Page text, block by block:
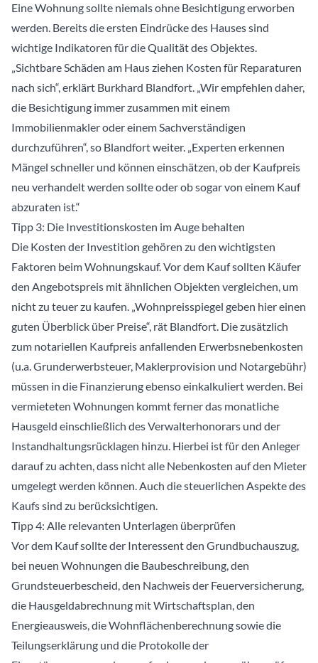
Eine Wohnung sollte niemals ohne Besichtigung erworben
werden. Bereits die ersten Eindrücke des Hauses sind
wichtige Indikatoren für die Qualität des Objektes.
„Sichtbare Schäden am Haus ziehen Kosten für Reparaturen
nach sich“, erklärt Burkhard Blandfort. „Wir empfehlen daher,
die Besichtigung immer zusammen mit einem
Immobilienmakler oder einem Sachverständigen
durchzuführen“, so Blandfort weiter. „Experten erkennen
Mängel schneller und können einschätzen, ob der Kaufpreis
neu verhandelt werden sollte oder ob sogar von einem Kauf
abzuraten ist.“
Tipp 3: Die Investitionskosten im Auge behalten
Die Kosten der Investition gehören zu den wichtigsten
Faktoren beim Wohnungskauf. Vor dem Kauf sollten Käufer
den Angebotspreis mit ähnlichen Objekten vergleichen, um
nicht zu teuer zu kaufen. „Wohnpreisspiegel geben hier einen
guten Überblick über Preise“, rät Blandfort. Die zusätzlich
zum notariellen Kaufpreis anfallenden Erwerbsnebenkosten
(u.a. Grunderwerbsteuer, Maklerprovision und Notargebühr)
müssen in die Finanzierung ebenso einkalkuliert werden. Bei
vermieteten Wohnungen kommt ferner das monatliche
Hausgeld einschließlich des Verwalterhonorars und der
Instandhaltungsrücklagen hinzu. Hierbei ist für den Anleger
darauf zu achten, dass nicht alle Nebenkosten auf den Mieter
umgelegt werden können. Auch die steuerlichen Aspekte des
Kaufs sind zu berücksichtigen.
Tipp 4: Alle relevanten Unterlagen überprüfen
Vor dem Kauf sollte der Interessent den Grundbuchauszug,
bei neuen Wohnungen die Baubeschreibung, den
Grundsteuerbescheid, den Nachweis der Feuerversicherung,
die Hausgeldabrechnung mit Wirtschaftsplan, den
Energieausweis, die Wohnflächenberechnung sowie die
Teilungserklärung und die Protokolle der